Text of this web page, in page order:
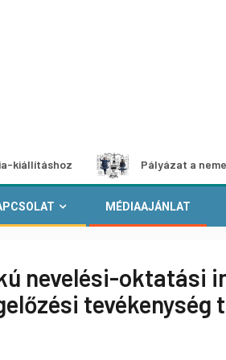
Pályázat a nemek közötti
MÉDIAAJÁNLAT
nevelési-oktatási
tevékenység